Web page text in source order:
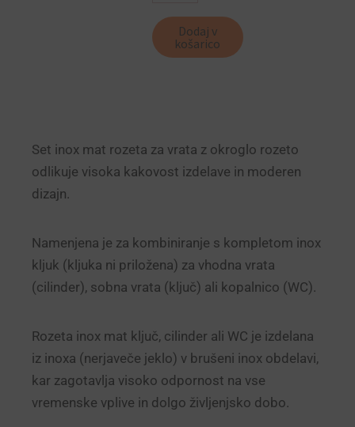
Dodaj v
košarico
Set inox mat rozeta za vrata z okroglo rozeto
odlikuje visoka kakovost izdelave in moderen
dizajn.
Namenjena je za kombiniranje s kompletom inox
kljuk (kljuka ni priložena) za vhodna vrata
(cilinder), sobna vrata (ključ) ali kopalnico (WC).
Rozeta inox mat ključ, cilinder ali WC je izdelana
iz inoxa (nerjaveče jeklo) v brušeni inox obdelavi,
kar zagotavlja visoko odpornost na vse
vremenske vplive in dolgo življenjsko dobo.